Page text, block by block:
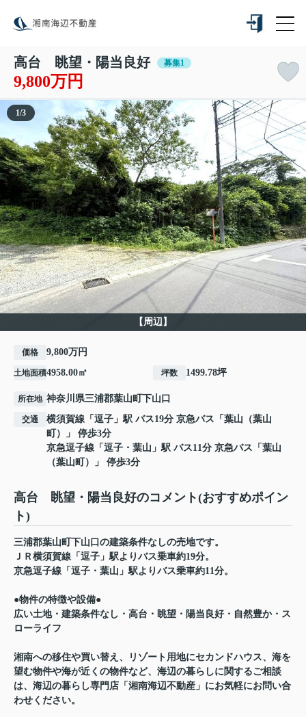
高台 眺望・陽当良好 募集1
9,800万円
【周辺】
1/3
価格 9,800万円
土地面積4958.00㎡ 坪数 1499.78坪
所在地 神奈川県三浦郡葉山町 下山口
交通 横須賀線 「 逗子 」駅 バス19分 京急バス「葉山（葉山
町）」 停歩3分
京急逗子線 「 逗子・葉山 」駅 バス11分 京急バス「葉山
（葉山町）」 停歩3分
高台 眺望・陽当良好のコメント(おすすめポイン
ト)
三浦郡葉山町下山口の建築条件なしの売地です。
ＪＲ横須賀線「逗子」駅よりバス乗車約19分。
京急逗子線「逗子・葉山」駅よりバス乗車約11分。
●物件の特徴や設備●
広い土地・建築条件なし・高台・眺望・陽当良好・自然豊か・ス
ローライフ
湘南への移住や買い替え、リゾート用地にセカンドハウス、海を
望む物件や海が近くの物件など、海辺の暮らしに関するご相談
は、海辺の暮らし専門店「湘南海辺不動産」にお気軽にお問い合
わせください。